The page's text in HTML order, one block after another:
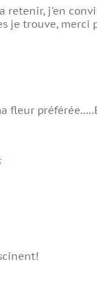
retenir, j'en
je trouve,
fleur